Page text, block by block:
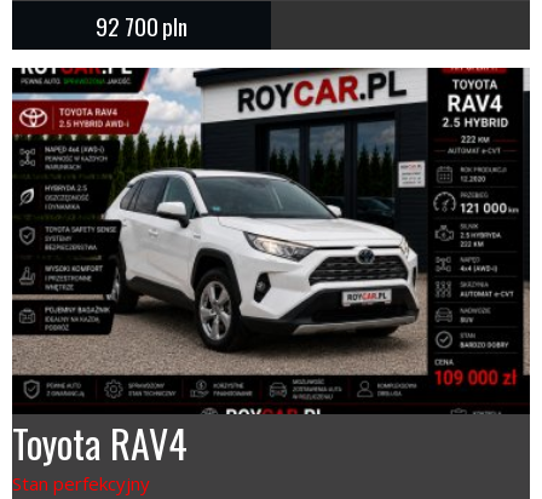
92 700pln
Toyota RAV4
Stan perfekcyjny